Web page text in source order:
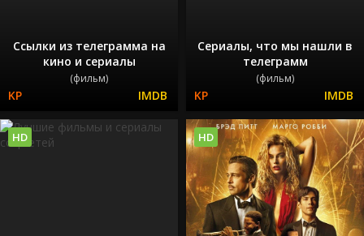
Ссылки из телеграмма на
кино и сериалы
(фильм)
Сериалы, что мы нашли в
телеграмм
(фильм)
HD HD